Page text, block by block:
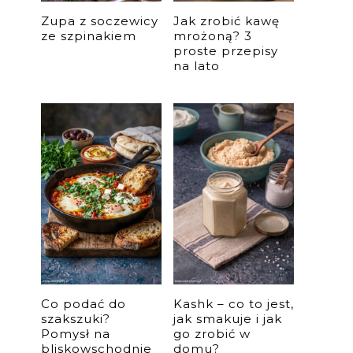
Zupa z soczewicy
ze szpinakiem
Jak zrobić kawę
mrożoną? 3
proste przepisy
na lato
Co podać do
szakszuki?
Pomysł na
bliskowschodnie
Kashk – co to jest,
jak smakuje i jak
go zrobić w
domu?